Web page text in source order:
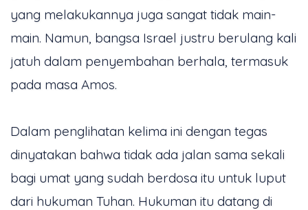
yang melakukannya juga sangat tidak main-
main. Namun, bangsa Israel justru berulang kali
jatuh dalam penyembahan berhala, termasuk
pada masa Amos.
Dalam penglihatan kelima ini dengan tegas
dinyatakan bahwa tidak ada jalan sama sekali
bagi umat yang sudah berdosa itu untuk luput
dari hukuman Tuhan. Hukuman itu datang di